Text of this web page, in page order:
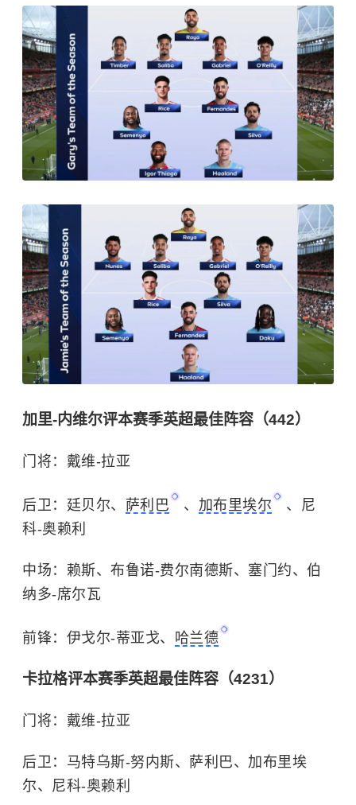
加里-内维尔评本赛季英超最佳阵容（442）
门将：戴维-拉亚
后卫：廷贝尔、 萨利巴 、 加布里埃尔
、尼
科-奥赖利
中场：赖斯、布鲁诺-费尔南德斯、塞门约、伯
纳多-席尔瓦
前锋：伊戈尔-蒂亚戈、 哈兰德
卡拉格评本赛季英超最佳阵容（4231）
门将：戴维-拉亚
后卫：马特乌斯-努内斯、萨利巴、加布里埃
尔、尼科-奥赖利